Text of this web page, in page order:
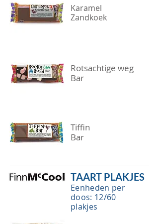
Karamel
Zandkoek
Rotsachtige weg
Bar
Tiffin
Bar
TAART PLAKJES
Eenheden per
doos: 12/60
plakjes